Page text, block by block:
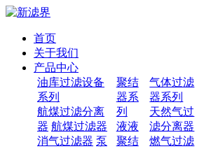
首页
关于我们
产品中心
油库过滤设备
系列
航煤过滤分离
器 航煤过滤器
消气过滤器 泵
聚结
器系
列
液液
聚结
气体过滤
器系列
天然气过
滤分离器
燃气过滤